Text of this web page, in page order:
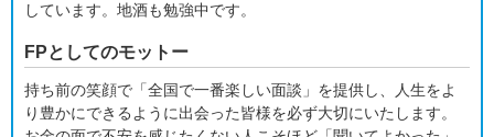
しています。地酒も勉強中です。
FPとしてのモットー
持ち前の笑顔で「全国で一番楽しい面談」を提供し、人生をよ
り豊かにできるように出会った皆様を必ず大切にいたします。